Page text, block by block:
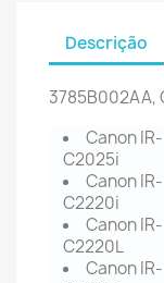
Descrição
3785B002AA,
Canon IR-
C2025i
Canon IR-
C2220i
Canon IR-
C2220L
Canon IR-